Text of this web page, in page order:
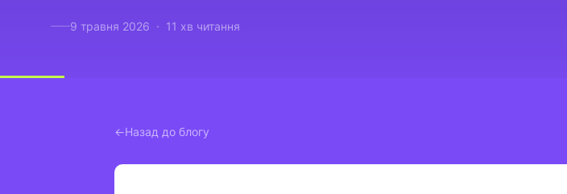
9 травня 2026 · 11 хв читання
Назад до блогу